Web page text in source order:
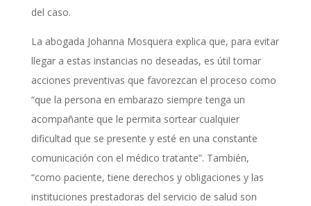
del caso.
La abogada Johanna Mosquera explica que, para evitar
llegar a estas instancias no deseadas, es útil tomar
acciones preventivas que favorezcan el proceso como
“que la persona en embarazo siempre tenga un
acompañante que le permita sortear cualquier
dificultad que se presente y esté en una constante
comunicación con el médico tratante”. También,
“como paciente, tiene derechos y obligaciones y las
instituciones prestadoras del servicio de salud son